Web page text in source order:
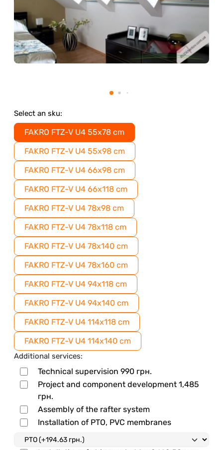
Select an sku:
FAKRO FTZ-V U4 55x78 cm
FAKRO FTZ-V U4 55x98 cm
FAKRO FTZ-V U4 66x98 cm
FAKRO FTZ-V U4 66x118 cm
FAKRO FTZ-V U4 78x98 cm
FAKRO FTZ-V U4 78x118 cm
FAKRO FTZ-V U4 78x140 cm
FAKRO FTZ-V U4 78x160 cm
FAKRO FTZ-V U4 94x118 cm
FAKRO FTZ-V U4 94x140 cm
FAKRO FTZ-V U4 114x118 cm
FAKRO FTZ-V U4 114x140 cm
Additional services:
Technical supervision 990 грн.
Project and component development 1,485
грн.
Assembly of the rafter system
Installation of PTO, PVC membranes